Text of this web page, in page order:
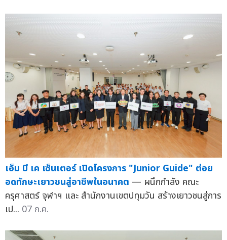
เอ็ม บี เค เซ็นเตอร์ เปิดโครงการ "Junior Guide" ต่อย
อดทักษะเยาวชนสู่อาชีพในอนาคต — ผนึกกำลัง คณะ
ครุศาสตร์ จุฬาฯ และ สำนักงานเขตปทุมวัน สร้างเยาวชนสู่การ
เป... 07 ก.ค.